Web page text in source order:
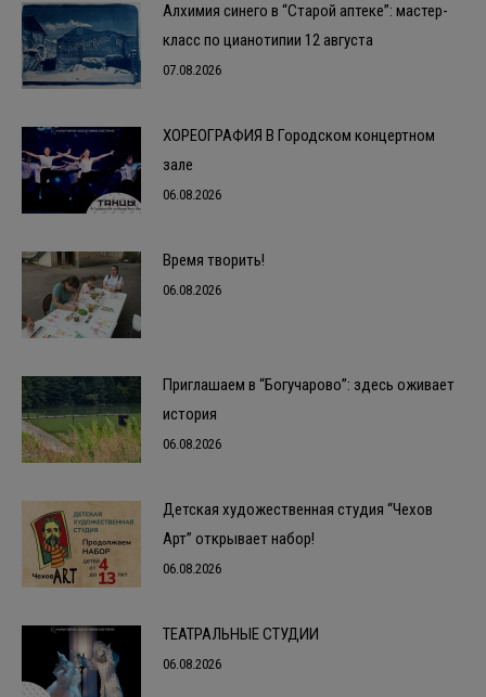
Алхимия синего в “Старой аптеке”: мастер-
класс по цианотипии 12 августа
07.08.2026
ХОРЕОГРАФИЯ В Городском концертном
зале
06.08.2026
Время творить!
06.08.2026
Приглашаем в “Богучарово”: здесь оживает
история
06.08.2026
Детская художественная студия “Чехов
Арт” открывает набор!
06.08.2026
ТЕАТРАЛЬНЫЕ СТУДИИ
06.08.2026